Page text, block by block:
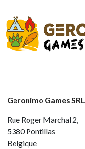
Geronimo Games SRL
Rue Roger Marchal 2,
5380 Pontillas
Belgique